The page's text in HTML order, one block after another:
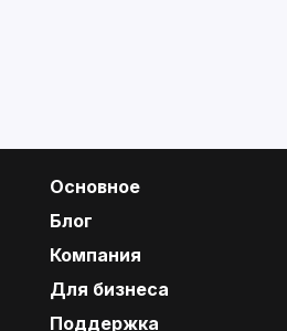
Основное
Блог
Компания
Для бизнеса
Поддержка